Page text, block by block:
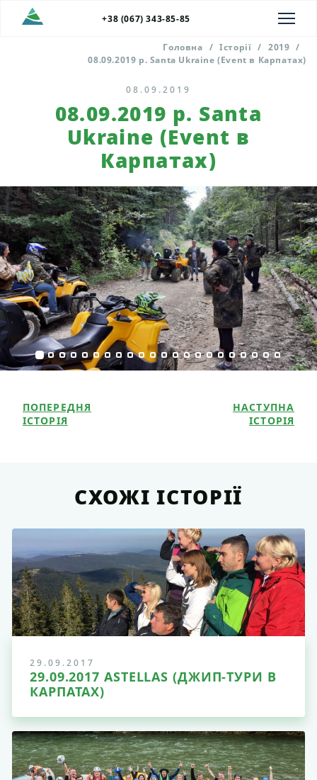
+38 (067) 343-85-85
Головна / Історії / 2019 /
08.09.2019 р. Santa Ukraine (Event в Карпатах)
08.09.2019
08.09.2019 р. Santa
Ukraine (Event в
Карпатах)
ПОПЕРЕДНЯ
ІСТОРІЯ
НАСТУПНА
ІСТОРІЯ
СХОЖІ ІСТОРІЇ
29.09.2017
29.09.2017 ASTELLAS (ДЖИП-ТУРИ В
КАРПАТАХ)